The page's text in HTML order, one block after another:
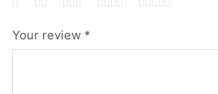
Your review *